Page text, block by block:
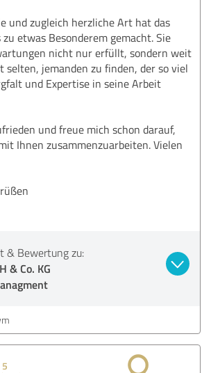
und zugleich herzliche Art hat das
etwas Besonderem gemacht. Sie
nicht nur erfüllt, sondern weit
selten, jemanden zu finden, der so viel
und Expertise in seine Arbeit
und freue mich schon darauf,
Ihnen zusammenzuarbeiten. Vielen
& Bewertung zu:
& Co. KG